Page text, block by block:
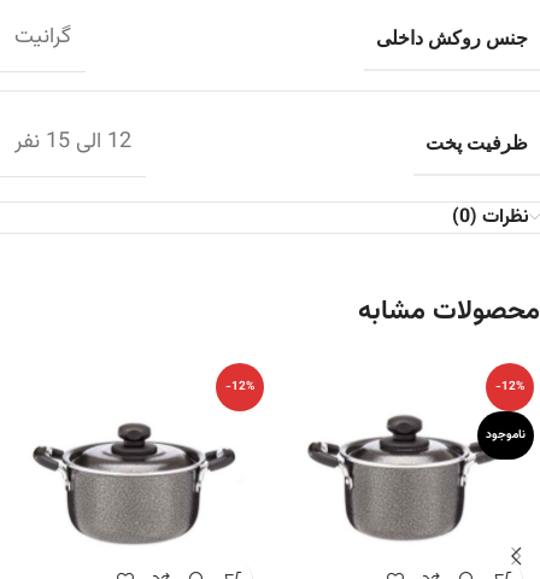
جنس روکش داخلی گرانیت
ظرفیت پخت 12 الی 15 نفر
نظرات (0)
محصولات مشابه
-12%
ناموجود
-12%